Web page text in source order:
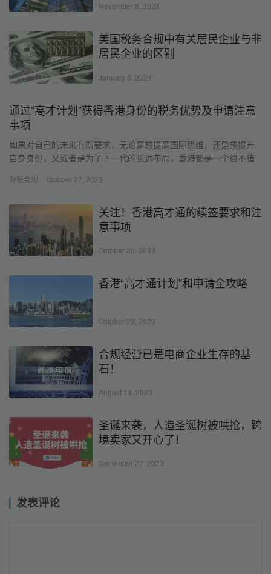
November 8, 2023
美国税务合规中有关居民企业与非
居民企业的区别
January 5, 2024
通过“高才计划”获得香港身份的税务优势及申请注意
事项
如果对自己的未来有所要求，无论是想提高国际思维，还是想提升
自身身份，又或者是为了下一代的长远布局，香港都是一个很不错
处。
财税合规 October 27, 2023
关注！香港高才通的续签要求和注
意事项
October 20, 2023
香港“高才通计划”和申请全攻略
October 23, 2023
合规经营已是电商企业生存的基
石！
August 14, 2023
圣诞来袭，人造圣诞树被哄抢，跨
境卖家又开心了！
December 22, 2023
发表评论